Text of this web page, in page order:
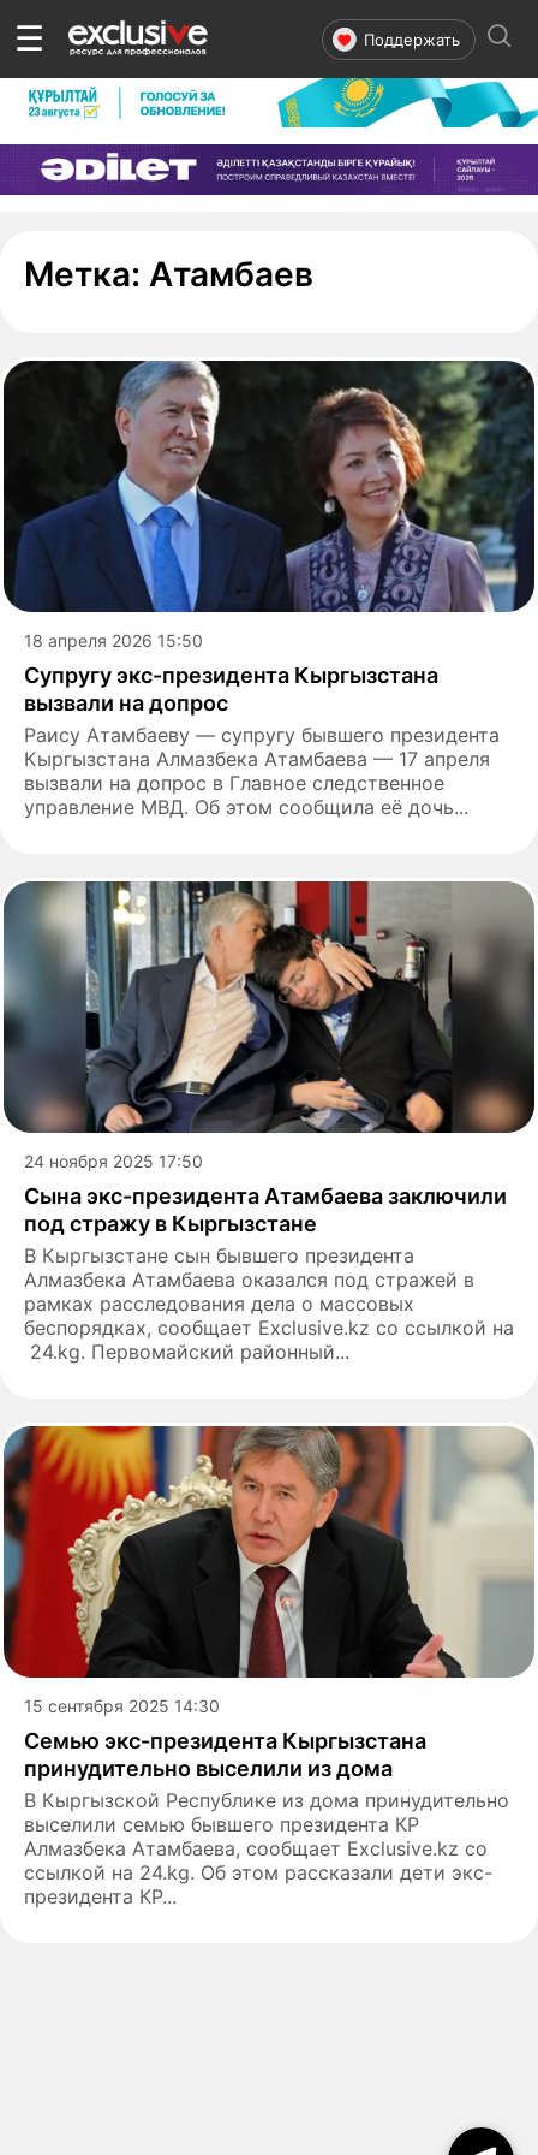
☰ Поддержать
Метка: Атамбаев
18 апреля 2026 15:50
Супругу экс-президента Кыргызстана
вызвали на допрос
Раису Атамбаеву — супругу бывшего президента
Кыргызстана Алмазбека Атамбаева — 17 апреля
вызвали на допрос в Главное следственное
управление МВД. Об этом сообщила её дочь...
24 ноября 2025 17:50
Сына экс-президента Атамбаева заключили
под стражу в Кыргызстане
В Кыргызстане сын бывшего президента
Алмазбека Атамбаева оказался под стражей в
рамках расследования дела о массовых
беспорядках, сообщает Exclusive.kz со ссылкой на
24.kg. Первомайский районный...
15 сентября 2025 14:30
Семью экс-президента Кыргызстана
принудительно выселили из дома
В Кыргызской Республике из дома принудительно
выселили семью бывшего президента КР
Алмазбека Атамбаева, сообщает Exclusive.kz со
ссылкой на 24.kg. Об этом рассказали дети экс-
президента КР...